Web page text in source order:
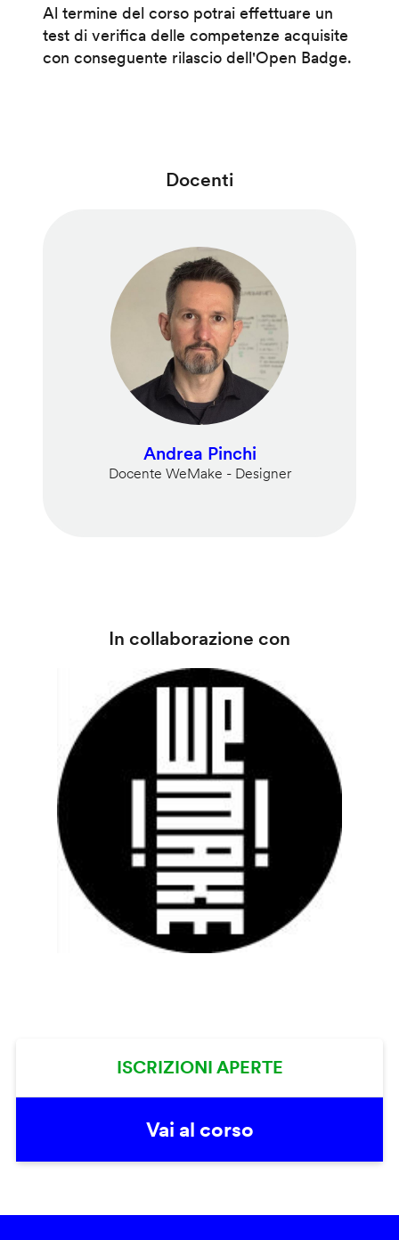
Al termine del corso potrai effettuare un
test di verifica delle competenze acquisite
con conseguente rilascio dell'Open Badge.
Docenti
Andrea Pinchi
Docente WeMake - Designer
In collaborazione con
ISCRIZIONI APERTE
Vai al corso